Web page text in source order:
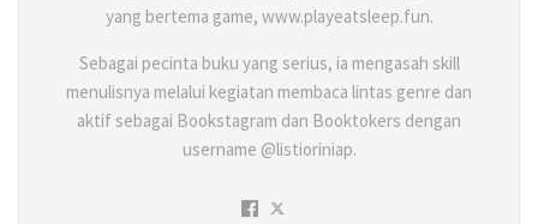
yang bertema game, www.playeatsleep.fun.
Sebagai pecinta buku yang serius, ia mengasah skill
menulisnya melalui kegiatan membaca lintas genre dan
aktif sebagai Bookstagram dan Booktokers dengan
username @listioriniap.